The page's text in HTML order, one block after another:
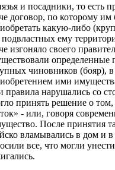
и посадники, то есть
договор, по которому
какую-либо
подвластных ему
изгоняло своего
определенные
чиновников (бояр), в
ими
правила нарушались со
принять решение о
- или, говоря
После принятия
вламывались в дом и
все, что могли